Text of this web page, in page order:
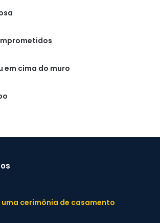
em cima do muro
cerimônia de casamento